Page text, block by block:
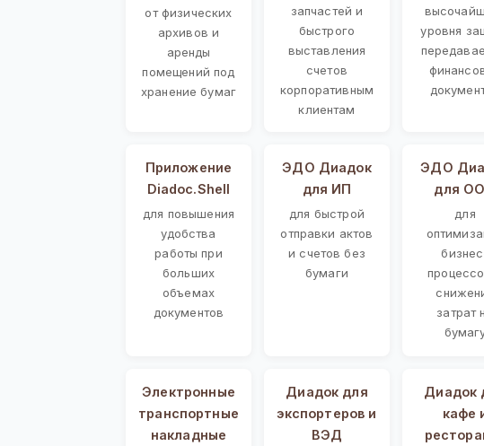
от физических
архивов и
аренды
помещений под
хранение бумаг
запчастей и
быстрого
выставления
счетов
корпоративным
клиентам
уровня
Приложение
Diadoc.Shell
для повышения
удобства
работы при
больших
объемах
документов
ЭДО Диадок
для ИП
для быстрой
отправки актов
и счетов без
бумаги
ЭДО
для
для
затрат
Электронные
транспортные
накладные
Диадок для
экспортеров и
ВЭД
Диадок
кафе